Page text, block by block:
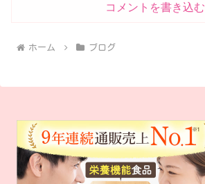
コメントを書き込む
ホーム ブログ